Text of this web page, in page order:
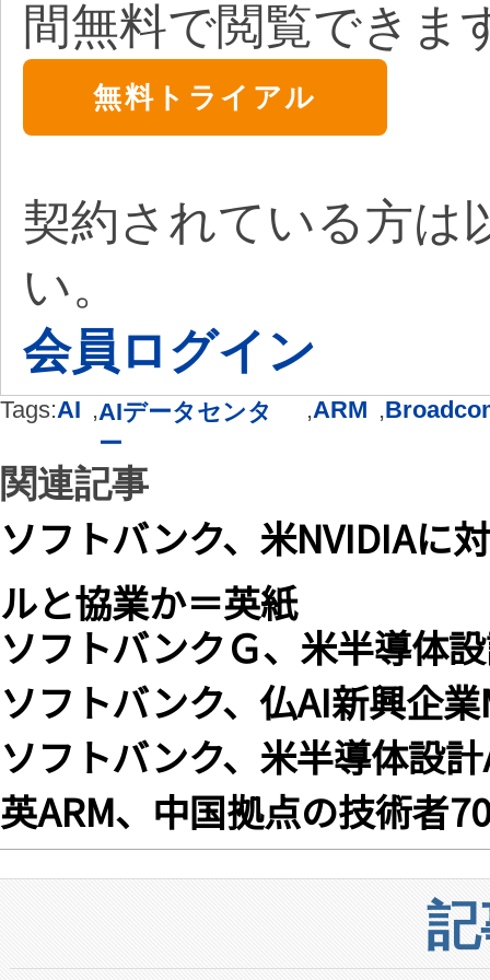
間無料で閲覧できま
無料トライアル
契約されている方は
い。
会員ログイン
Tags:AI ,AIデータセンタ
ー
,ARM ,
関連記事
ソフトバンク、米NVIDIAに
ルと協業か＝英紙
ソフトバンクＧ、米半導体
ソフトバンク、仏AI新興企
ソフトバンク、米半導体設
英ARM、中国拠点の技術者